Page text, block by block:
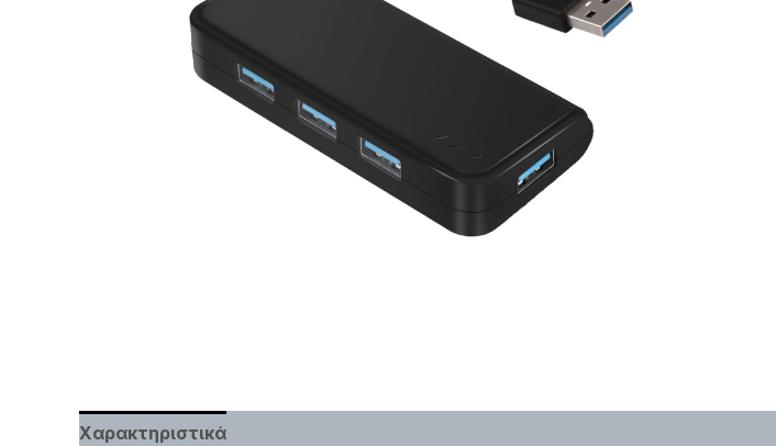
Χαρακτηριστικά